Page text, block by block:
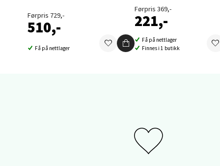
Førpris 729,-
510,-
Få på nettlager
Førpris 369,-
221,-
Få på nettlager
Finnes i 1 butikk
Åpent